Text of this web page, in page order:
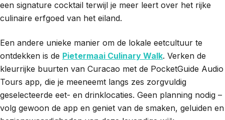
een signature cocktail terwijl je meer leert over het rijke
culinaire erfgoed van het eiland.
Een andere unieke manier om de lokale eetcultuur te
ontdekken is de Pietermaai Culinary Walk. Verken de
kleurrijke buurten van Curacao met de PocketGuide Audio
Tours app, die je meeneemt langs zes zorgvuldig
geselecteerde eet- en drinklocaties. Geen planning nodig –
volg gewoon de app en geniet van de smaken, geluiden en